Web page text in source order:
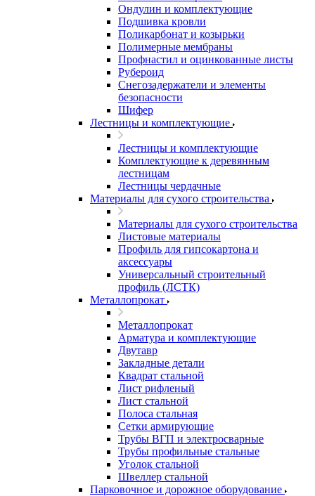
Ондулин и комплектующие
Подшивка кровли
Поликарбонат и козырьки
Полимерные мембраны
Профнастил и оцинкованные листы
Рубероид
Снегозадержатели и элементы
безопасности
Шифер
Лестницы и комплектующие
Лестницы и комплектующие
Комплектующие к деревянным
лестницам
Лестницы чердачные
Материалы для сухого строительства
Материалы для сухого строительства
Листовые материалы
Профиль для гипсокартона и
аксессуары
Универсальный строительный
профиль (ЛСТК)
Металлопрокат
Металлопрокат
Арматура и комплектующие
Двутавр
Закладные детали
Квадрат стальной
Лист рифленый
Лист стальной
Полоса стальная
Сетки армирующие
Трубы ВГП и электросварные
Трубы профильные стальные
Уголок стальной
Швеллер стальной
Парковочное и дорожное оборудование